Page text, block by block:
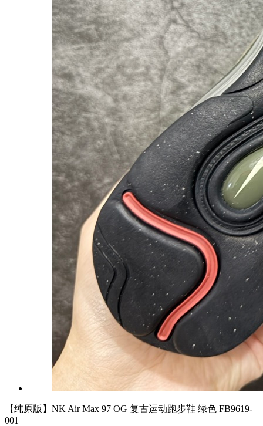
【纯原版】NK Air Max 97 OG 复古运动跑步鞋 绿色 FB9619-
001